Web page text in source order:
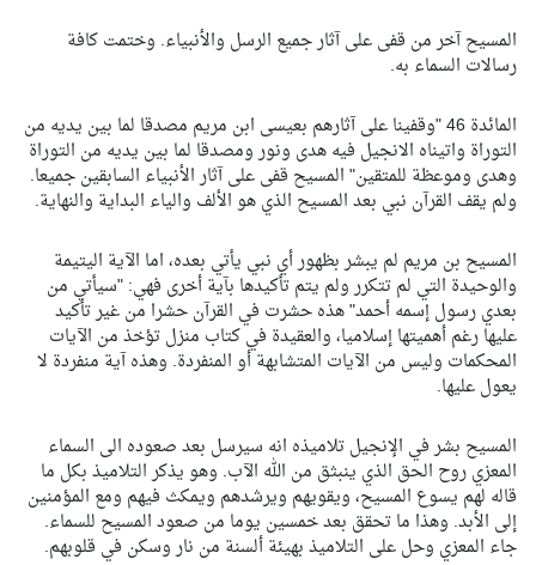
المسيح آخر من قفى على آثار جميع الرسل والأنبياء. وختمت كافة
رسالات السماء به.
المائدة 46 "وقفينا على آثارهم بعيسى ابن مريم مصدقا لما بين يديه من
التوراة واتيناه الانجيل فيه هدى ونور ومصدقا لما بين يديه من التوراة
وهدى وموعظة للمتقين" المسيح قفى على آثار الأنبياء السابقين جميعا.
ولم يقف القرآن نبي بعد المسيح الذي هو الألف والياء البداية والنهاية.
المسيح بن مريم لم يبشر بظهور أي نبي يأتي بعده، اما الآية اليتيمة
والوحيدة التي لم تتكرر ولم يتم تأكيدها بآية أخرى فهي: "سيأتي من
بعدي رسول إسمه أحمد" هذه حشرت في القرآن حشرا من غير تأكيد
عليها رغم أهميتها إسلاميا، والعقيدة في كتاب منزل تؤخذ من الآيات
المحكمات وليس من الآيات المتشابهة أو المنفردة. وهذه آية منفردة لا
يعول عليها.
المسيح بشر في الإنجيل تلاميذه انه سيرسل بعد صعوده الى السماء
المعزي روح الحق الذي ينبثق من الله الآب. وهو يذكر التلاميذ بكل ما
قاله لهم يسوع المسيح، ويقويهم ويرشدهم ويمكث فيهم ومع المؤمنين
إلى الأبد. وهذا ما تحقق بعد خمسين يوما من صعود المسيح للسماء.
جاء المعزي وحل على التلاميذ بهيئة ألسنة من نار وسكن في قلوبهم.